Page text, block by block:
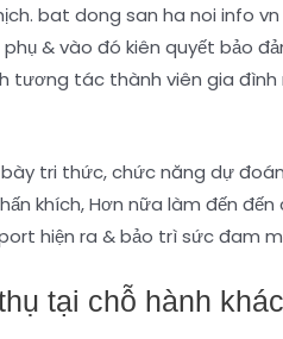
bat dong san ha noi info
& vào đó kiên quyết bảo
tương tác thành viên gia
tri thức, chức năng dự
khích, Hơn nữa làm đến
hiện ra & bảo trì sức đam
tại chỗ hành